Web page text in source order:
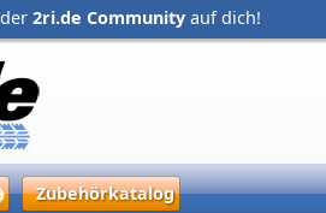
2ri.de Community auf dich!
Zubehörkatalog